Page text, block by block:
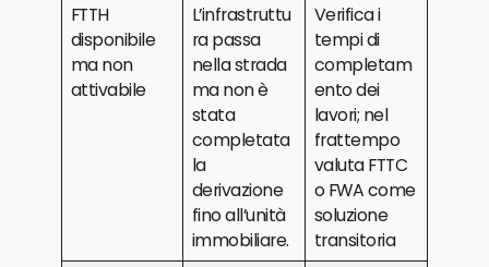
FTTH
disponibile
ma non
attivabile
L’infrastruttu
ra passa
nella strada
ma non è
stata
completata
la
derivazione
fino all’unità
immobiliare.
Verifica i
tempi di
completam
ento dei
lavori; nel
frattempo
valuta FTTC
o FWA come
soluzione
transitoria